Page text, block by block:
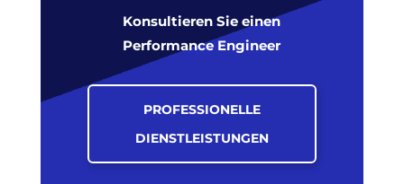
Konsultieren Sie einen
Performance Engineer
PROFESSIONELLE
DIENSTLEISTUNGEN